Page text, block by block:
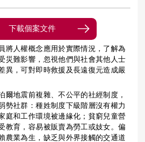
下載個案文件
將人權概念應用於實際情況，了解為
災難影響，忽視他們與社會其他人士
異，可對即時救援及長遠復元造成嚴
爾地震前複雜、不公平的社經制度，
勢社群：種姓制度下級階層沒有權力
庭和工作環境被邊緣化；貧窮兒童營
教育，容易被販賣為勞工或妓女。偏
農業為生，缺乏與外界接觸的交通道